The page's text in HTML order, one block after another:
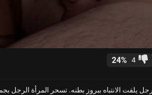
4
24%
يلفت الانتباه ببروز بطنه. تسحر المرأة الرجل